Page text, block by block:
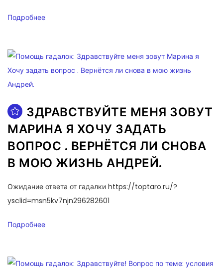
Подробнее
ЗДРАВСТВУЙТЕ МЕНЯ ЗОВУТ
МАРИНА Я ХОЧУ ЗАДАТЬ
ВОПРОС . ВЕРНЁТСЯ ЛИ СНОВА
В МОЮ ЖИЗНЬ АНДРЕЙ.
Ожидание ответа от гадалки https://toptaro.ru/?
ysclid=msn5kv7njn296282601
Подробнее